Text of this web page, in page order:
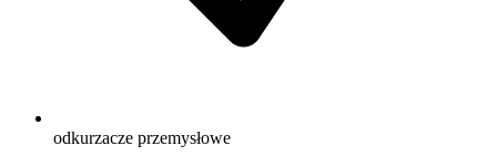
odkurzacze przemysłowe